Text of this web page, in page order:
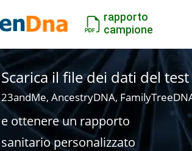
rapporto
campione
Scarica il file dei dati del
23andMe, AncestryDNA,
e ottenere un rapporto
sanitario personalizzato